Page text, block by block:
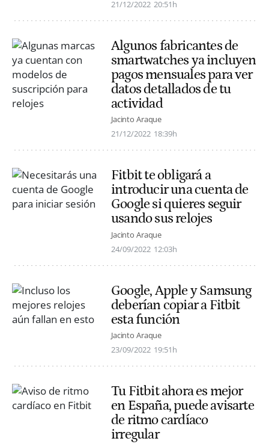
21/12/2022 20:51h
Algunos fabricantes de
smartwatches ya incluyen
pagos mensuales para ver
datos detallados de tu
actividad
Jacinto Araque
21/12/2022 18:39h
Fitbit te obligará a
introducir una cuenta de
Google si quieres seguir
usando sus relojes
Jacinto Araque
24/09/2022 12:03h
Google, Apple y Samsung
deberían copiar a Fitbit
esta función
Jacinto Araque
23/09/2022 19:51h
Tu Fitbit ahora es mejor
en España, puede avisarte
de ritmo cardíaco
irregular